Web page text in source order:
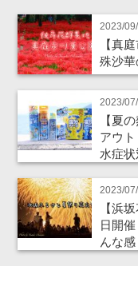
2023/
【真
殊沙
2023/
【夏
アウ
水症状
2023/
【浜
日開
んな